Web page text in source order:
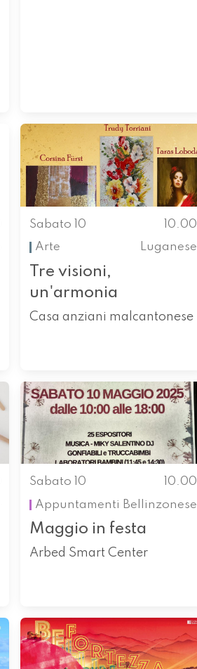
Sabato 10
10.00
Arte
Luganese
Tre visioni,
un'armonia
Casa anziani malcantonese
Sabato 10
10.00
Appuntamenti Bellinzonese
Maggio in festa
Arbed Smart Center